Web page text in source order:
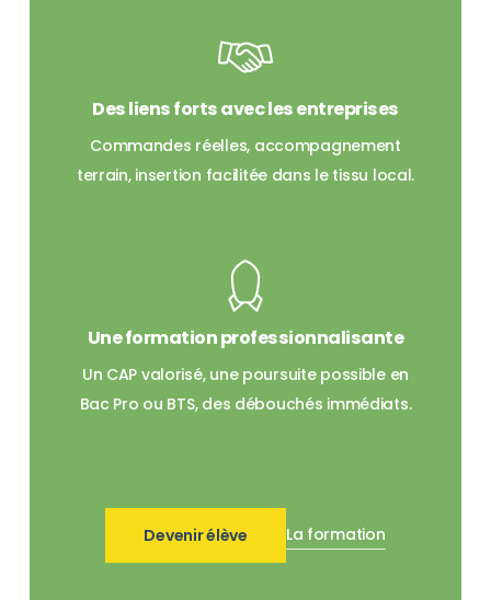
Des liens forts avec les entreprises
Commandes réelles, accompagnement
terrain, insertion facilitée dans le tissu local.
Une formation professionnalisante
Un CAP valorisé, une poursuite possible en
Bac Pro ou BTS, des débouchés immédiats.
Devenir élève La formation